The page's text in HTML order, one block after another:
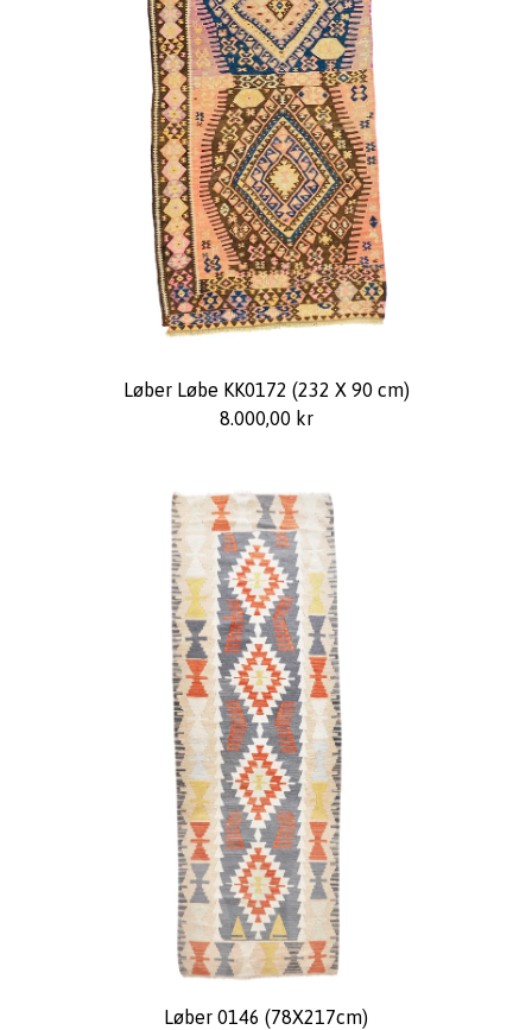
Løber Løbe KK0172 (232 X 90 cm)
8.000,00 kr
Løber 0146 (78X217cm)